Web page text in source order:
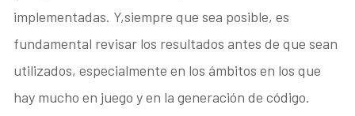
implementadas. Y,siempre que sea posible, es
fundamental revisar los resultados antes de que sean
utilizados, especialmente en los ámbitos en los que
hay mucho en juego y en la generación de código.